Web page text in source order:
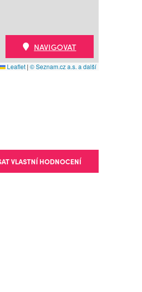
Leaflet | © Seznam.cz a.s. a další
NAVIGOVAT
VLASTNÍ HODNOCENÍ